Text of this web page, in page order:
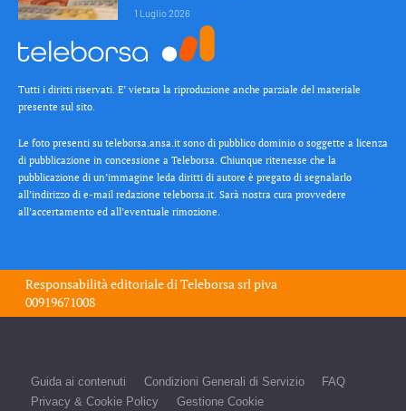
1 Luglio 2026
Tutti i diritti riservati. E’ vietata la riproduzione anche parziale del materiale
presente sul sito.
Le foto presenti su teleborsa.ansa.it sono di pubblico dominio o soggette a licenza
di pubblicazione in concessione a Teleborsa. Chiunque ritenesse che la
pubblicazione di un’immagine leda diritti di autore è pregato di segnalarlo
all’indirizzo di e-mail redazione teleborsa.it. Sarà nostra cura provvedere
all’accertamento ed all’eventuale rimozione.
Responsabilità editoriale diTeleborsa srlpiva
00919671008
Guida ai contenuti Condizioni Generali di Servizio
FAQ
Privacy & Cookie Policy
Gestione Cookie